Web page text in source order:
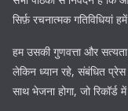
सिर्फ़ रचनात्मक गतिविधियां
हम उसकी गुणवत्ता और
लेकिन ध्यान रहे, संबंधित प्रेस
साथ भेजना होगा, जो रिकॉर्ड